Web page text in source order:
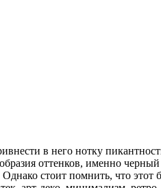
в него нотку
оттенков, именно
стоит помнить, что этот